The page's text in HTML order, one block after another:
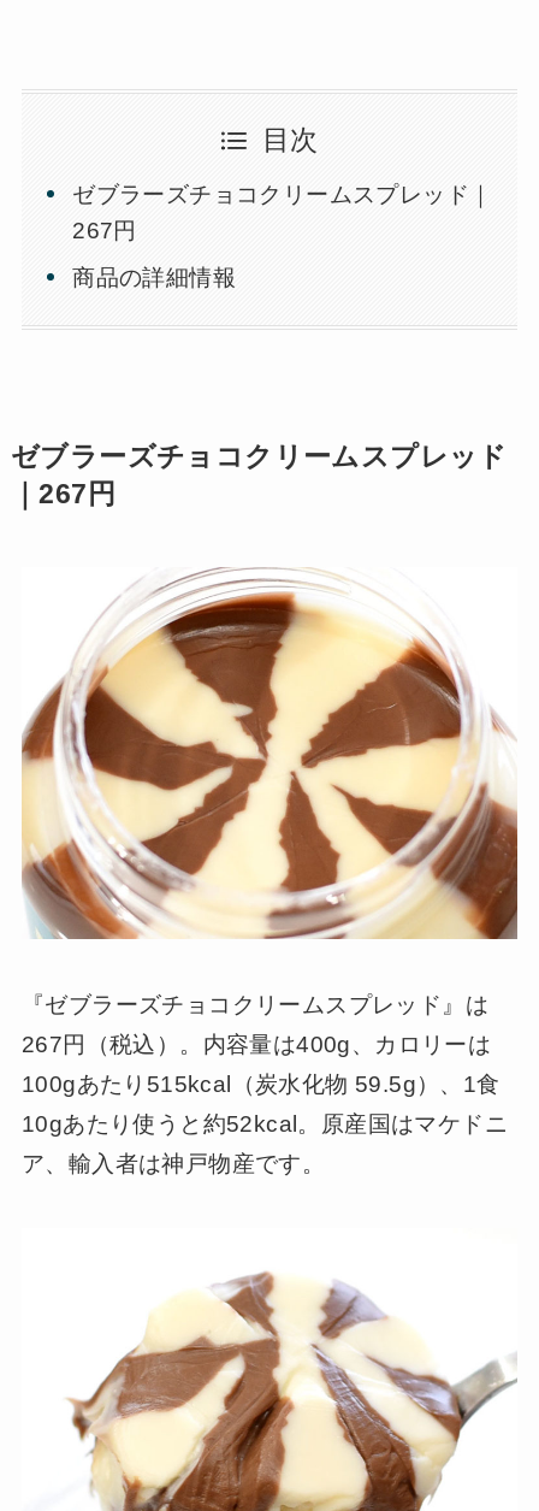
目次
ゼブラーズチョコクリームスプレッド｜
267円
商品の詳細情報
ゼブラーズチョコクリームスプレッド
｜267円
『ゼブラーズチョコクリームスプレッド』は
267円（税込）。内容量は400g、カロリーは
100gあたり515kcal（炭水化物 59.5g）、1食
10gあたり使うと約52kcal。原産国はマケドニ
ア、輸入者は神戸物産です。